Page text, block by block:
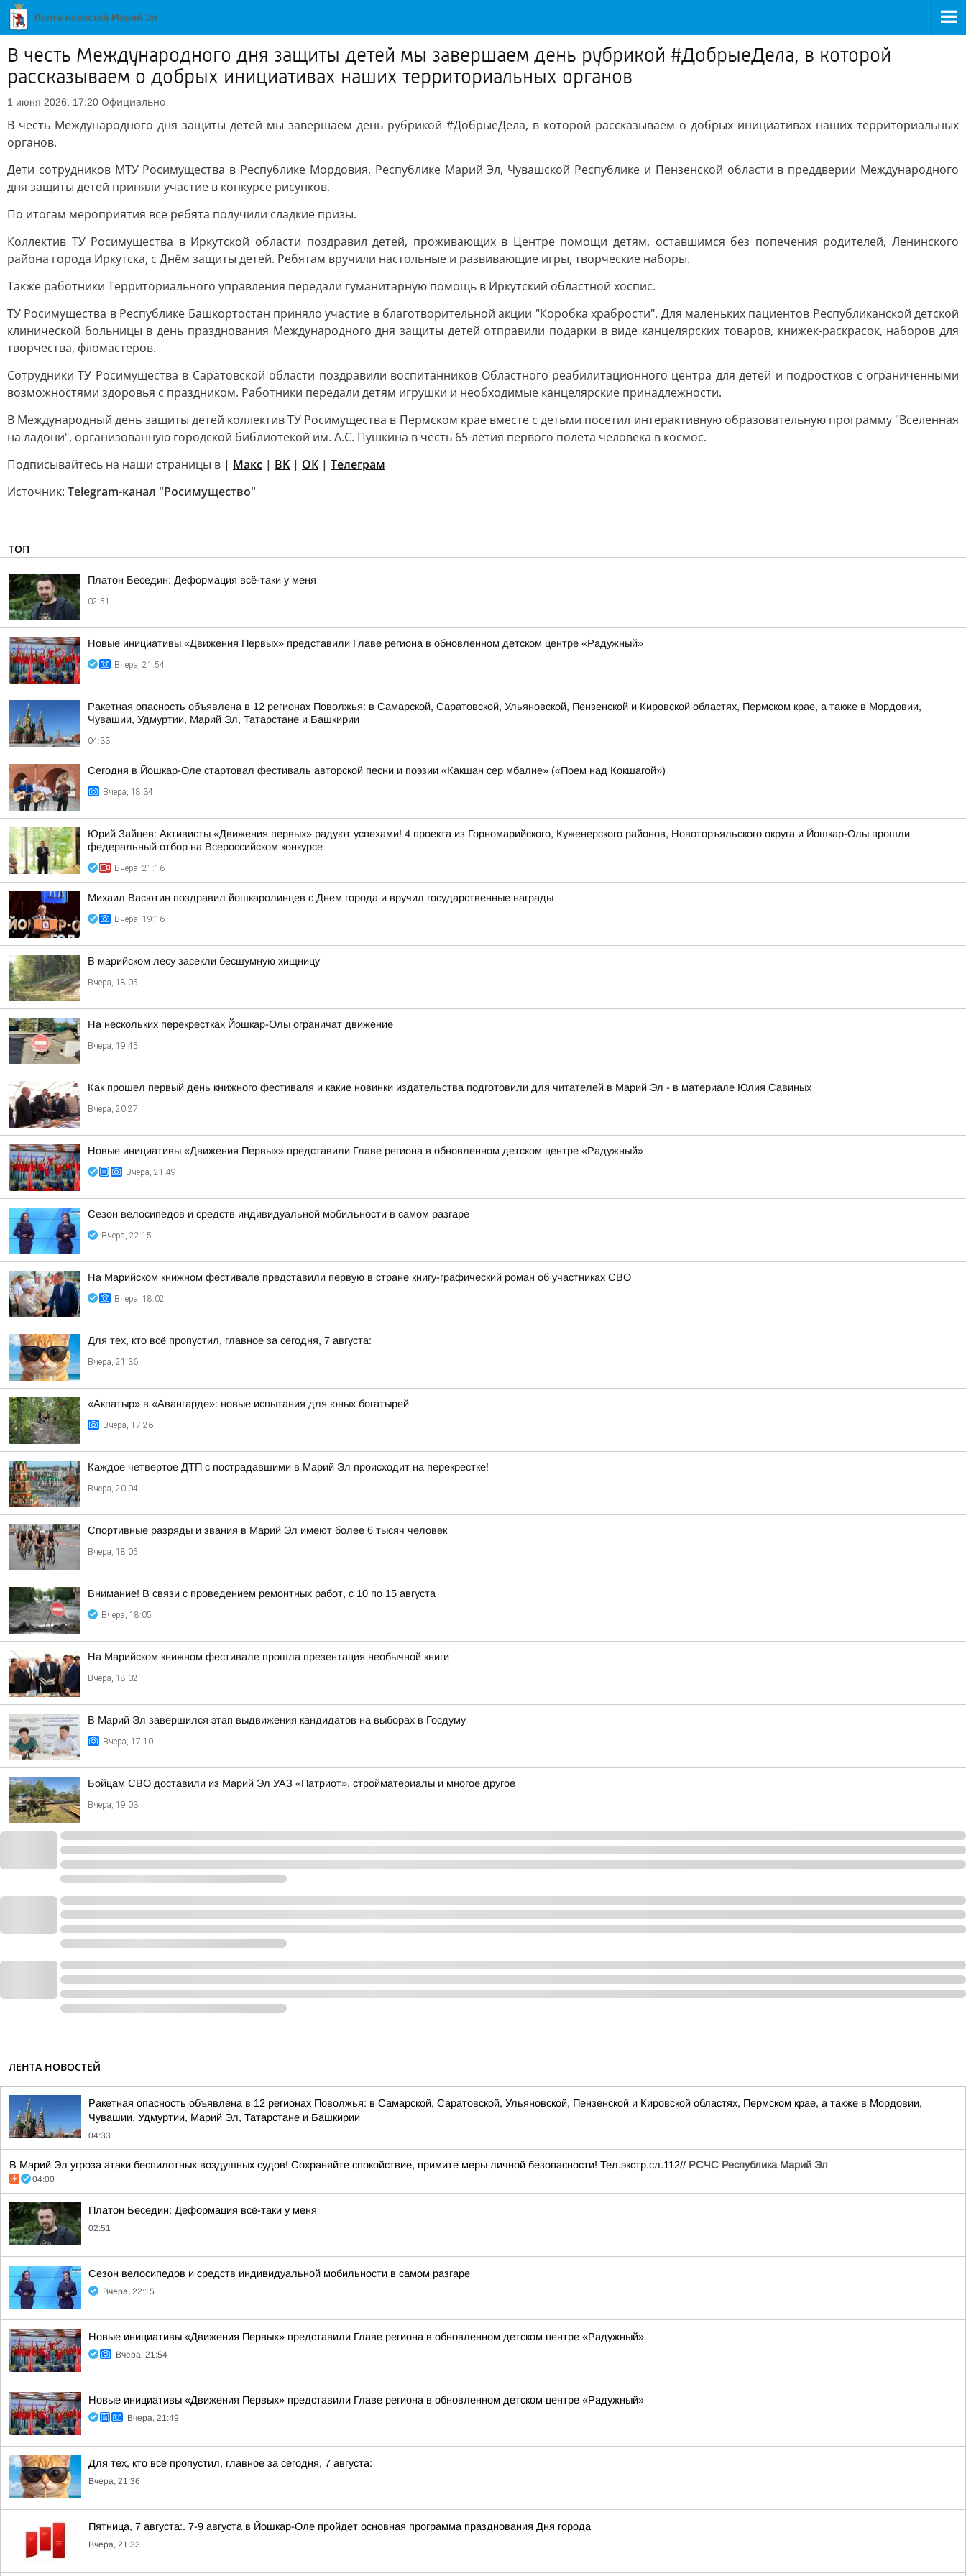
В честь Международного дня защиты детей мы завершаем день рубрикой #ДобрыеДела, в которой
рассказываем о добрых инициативах наших территориальных органов
1 июня 2026, 17:20 Официально
В честь Международного дня защиты детей мы завершаем день рубрикой #ДобрыеДела, в которой рассказываем о добрых инициативах наших территориальных
органов.
Дети сотрудников МТУ Росимущества в Республике Мордовия, Республике Марий Эл, Чувашской Республике и Пензенской области в преддверии Международного
дня защиты детей приняли участие в конкурсе рисунков.
По итогам мероприятия все ребята получили сладкие призы.
Коллектив ТУ Росимущества в Иркутской области поздравил детей, проживающих в Центре помощи детям, оставшимся без попечения родителей, Ленинского
района города Иркутска, с Днём защиты детей. Ребятам вручили настольные и развивающие игры, творческие наборы.
Также работники Территориального управления передали гуманитарную помощь в Иркутский областной хоспис.
ТУ Росимущества в Республике Башкортостан приняло участие в благотворительной акции "Коробка храбрости". Для маленьких пациентов Республиканской детской
клинической больницы в день празднования Международного дня защиты детей отправили подарки в виде канцелярских товаров, книжек-раскрасок, наборов для
творчества, фломастеров.
Сотрудники ТУ Росимущества в Саратовской области поздравили воспитанников Областного реабилитационного центра для детей и подростков с ограниченными
возможностями здоровья с праздником. Работники передали детям игрушки и необходимые канцелярские принадлежности.
В Международный день защиты детей коллектив ТУ Росимущества в Пермском крае вместе с детьми посетил интерактивную образовательную программу "Вселенная
на ладони", организованную городской библиотекой им. А.С. Пушкина в честь 65-летия первого полета человека в космос.
Подписывайтесь на наши страницы в | Mакс | ВK | ОК | Телеграм
Источник: Telegram-канал "Росимущество"
ТОП
Платон Беседин: Деформация всё-таки у меня
02:51
Новые инициативы «Движения Первых» представили Главе региона в обновленном детском центре «Радужный»
Вчера, 21:54
Ракетная опасность объявлена в 12 регионах Поволжья: в Самарской, Саратовской, Ульяновской, Пензенской и Кировской областях, Пермском крае, а также в Мордовии,
Чувашии, Удмуртии, Марий Эл, Татарстане и Башкирии
04:33
Сегодня в Йошкар-Оле стартовал фестиваль авторской песни и поэзии «Какшан сер мбалне» («Поем над Кокшагой»)
Вчера, 18:34
Юрий Зайцев: Активисты «Движения первых» радуют успехами! 4 проекта из Горномарийского, Куженерского районов, Новоторъяльского округа и Йошкар-Олы прошли
федеральный отбор на Всероссийском конкурсе
Вчера, 21:16
Михаил Васютин поздравил йошкаролинцев с Днем города и вручил государственные награды
Вчера, 19:16
В марийском лесу засекли бесшумную хищницу
Вчера, 18:05
На нескольких перекрестках Йошкар-Олы ограничат движение
Вчера, 19:45
Как прошел первый день книжного фестиваля и какие новинки издательства подготовили для читателей в Марий Эл - в материале Юлия Савиных
Вчера, 20:27
Новые инициативы «Движения Первых» представили Главе региона в обновленном детском центре «Радужный»
Вчера, 21:49
Сезон велосипедов и средств индивидуальной мобильности в самом разгаре
Вчера, 22:15
На Марийском книжном фестивале представили первую в стране книгу-графический роман об участниках СВО
Вчера, 18:02
Для тех, кто всё пропустил, главное за сегодня, 7 августа:
Вчера, 21:36
«Акпатыр» в «Авангарде»: новые испытания для юных богатырей
Вчера, 17:26
Каждое четвертое ДТП с пострадавшими в Марий Эл происходит на перекрестке!
Вчера, 20:04
Спортивные разряды и звания в Марий Эл имеют более 6 тысяч человек
Вчера, 18:05
Внимание! В связи с проведением ремонтных работ, с 10 по 15 августа
Вчера, 18:05
На Марийском книжном фестивале прошла презентация необычной книги
Вчера, 18:02
В Марий Эл завершился этап выдвижения кандидатов на выборах в Госдуму
Вчера, 17:10
Бойцам СВО доставили из Марий Эл УАЗ «Патриот», стройматериалы и многое другое
Вчера, 19:03
ЛЕНТА НОВОСТЕЙ
Ракетная опасность объявлена в 12 регионах Поволжья: в Самарской, Саратовской, Ульяновской, Пензенской и Кировской областях, Пермском крае, а также в Мордовии,
Чувашии, Удмуртии, Марий Эл, Татарстане и Башкирии
04:33
В Марий Эл угроза атаки беспилотных воздушных судов! Сохраняйте спокойствие, примите меры личной безопасности! Тел.экстр.сл.112// РСЧС Республика Марий Эл
04:00
Платон Беседин: Деформация всё-таки у меня
02:51
Сезон велосипедов и средств индивидуальной мобильности в самом разгаре
Вчера, 22:15
Новые инициативы «Движения Первых» представили Главе региона в обновленном детском центре «Радужный»
Вчера, 21:54
Новые инициативы «Движения Первых» представили Главе региона в обновленном детском центре «Радужный»
Вчера, 21:49
Для тех, кто всё пропустил, главное за сегодня, 7 августа:
Вчера, 21:36
Пятница, 7 августа:. 7-9 августа в Йошкар-Оле пройдет основная программа празднования Дня города
Вчера, 21:33